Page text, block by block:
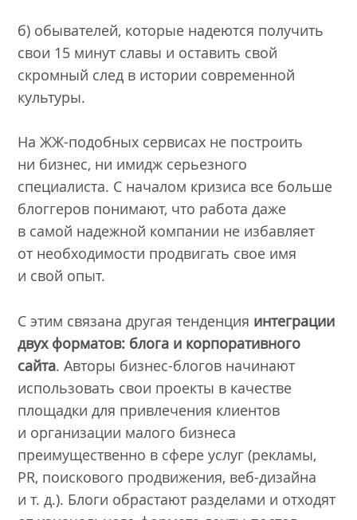
б) обывателей, которые надеются получить
свои 15 минут славы и оставить свой
скромный след в истории современной
культуры.
На ЖЖ-подобных сервисах не построить
ни бизнес, ни имидж серьезного
специалиста. С началом кризиса все больше
блоггеров понимают, что работа даже
в самой надежной компании не избавляет
от необходимости продвигать свое имя
и свой опыт.
С этим связана другая тенденция интеграции
двух форматов: блога и корпоративного
сайта. Авторы бизнес-блогов начинают
использовать свои проекты в качестве
площадки для привлечения клиентов
и организации малого бизнеса
преимущественно в сфере услуг (рекламы,
PR, поискового продвижения, веб-дизайна
и т. д.). Блоги обрастают разделами и отходят